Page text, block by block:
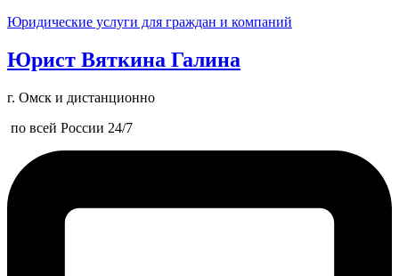
Юридические услуги для граждан и компаний
Юрист Вяткина Галина
г. Омск и дистанционно
по всей России 24/7